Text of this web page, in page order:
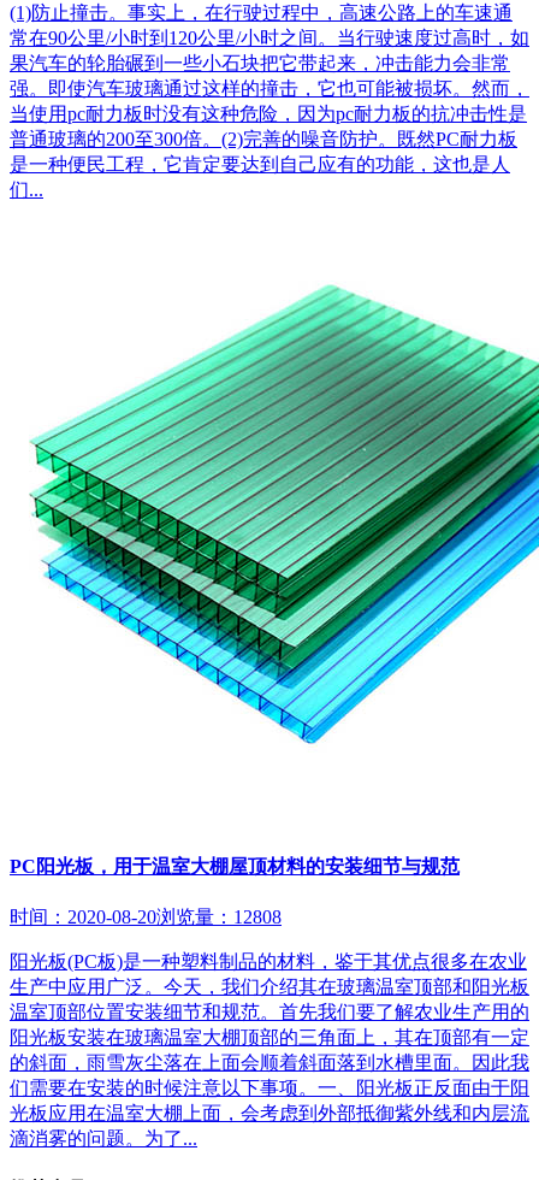
(1)防止撞击。事实上，在行驶过程中，高速公路上的车速通
常在90公里/小时到120公里/小时之间。当行驶速度过高时，如
果汽车的轮胎碾到一些小石块把它带起来，冲击能力会非常
强。即使汽车玻璃通过这样的撞击，它也可能被损坏。然而，
当使用pc耐力板时没有这种危险，因为pc耐力板的抗冲击性是
普通玻璃的200至300倍。(2)完善的噪音防护。既然PC耐力板
是一种便民工程，它肯定要达到自己应有的功能，这也是人
们...
PC阳光板，用于温室大棚屋顶材料的安装细节与规范
时间：2020-08-20浏览量：12808
阳光板(PC板)是一种塑料制品的材料，鉴于其优点很多在农业
生产中应用广泛。今天，我们介绍其在玻璃温室顶部和阳光板
温室顶部位置安装细节和规范。首先我们要了解农业生产用的
阳光板安装在玻璃温室大棚顶部的三角面上，其在顶部有一定
的斜面，雨雪灰尘落在上面会顺着斜面落到水槽里面。因此我
们需要在安装的时候注意以下事项。一、阳光板正反面由于阳
光板应用在温室大棚上面，会考虑到外部抵御紫外线和内层流
滴消雾的问题。为了...